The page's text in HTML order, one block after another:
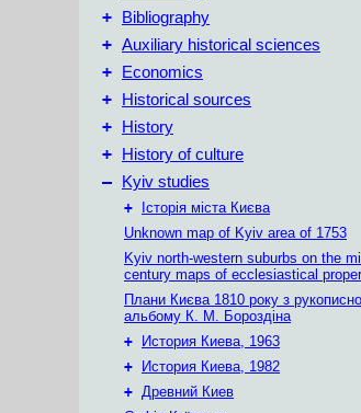
+ Bibliography
+ Auxiliary historical sciences
+ Economics
+ Historical sources
+ History
+ History of culture
– Kyiv studies
+
Історія міста Києва
Unknown map of Kyiv area of 1753
Kyiv north-western suburbs on the
century maps of ecclesiastical
Плани Києва 1810 року з
альбому К. М. Бороздіна
+
История Киева, 1963
+
История Киева, 1982
+ Древний Киев